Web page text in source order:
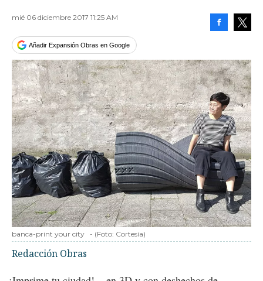
mié 06 diciembre 2017 11:25 AM
Añadir Expansión Obras en Google
banca-print your city - (Foto: Cortesía)
Redacción Obras